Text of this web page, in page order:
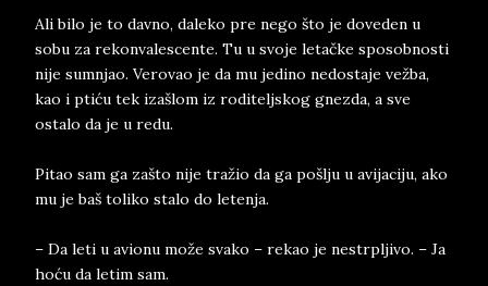
Ali bilo je to davno, daleko pre nego što je doveden u
sobu za rekonvalescente. Tu u svoje letačke sposobnosti
nije sumnjao. Verovao je da mu jedino nedostaje vežba,
kao i ptiću tek izašlom iz roditeljskog gnezda, a sve
ostalo da je u redu.
Pitao sam ga zašto nije tražio da ga pošlju u avijaciju, ako
mu je baš toliko stalo do letenja.
– Da leti u avionu može svako – rekao je nestrpljivo. – Ja
hoću da letim sam.